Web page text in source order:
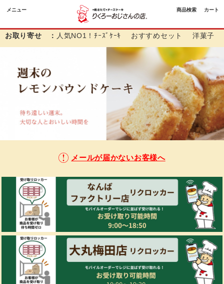
メニュー 商品検索 カート
お取り寄せ ： 人気NO1！ﾁｰｽﾞｹｰｷ おすすめセット 洋菓子
メールが届かないお客様へ